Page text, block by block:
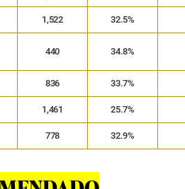
1,522 32.5%
440 34.8%
836 33.7%
1,461 25.7%
778 32.9%